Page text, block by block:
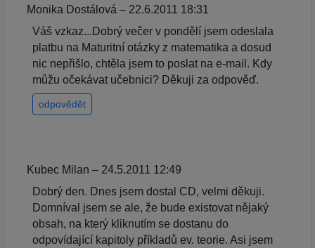
Monika Dostálová – 22.6.2011 18:31
Váš vzkaz...Dobrý večer v pondělí jsem odeslala
platbu na Maturitní otázky z matematika a dosud
nic nepřišlo, chtěla jsem to poslat na e-mail. Kdy
můžu očekávat učebnici? Děkuji za odpověď.
odpovědět
Kubec Milan – 24.5.2011 12:49
Dobrý den. Dnes jsem dostal CD, velmi děkuji.
Domníval jsem se ale, že bude existovat nějaký
obsah, na který kliknutím se dostanu do
odpovídající kapitoly příkladů ev. teorie. Asi jsem